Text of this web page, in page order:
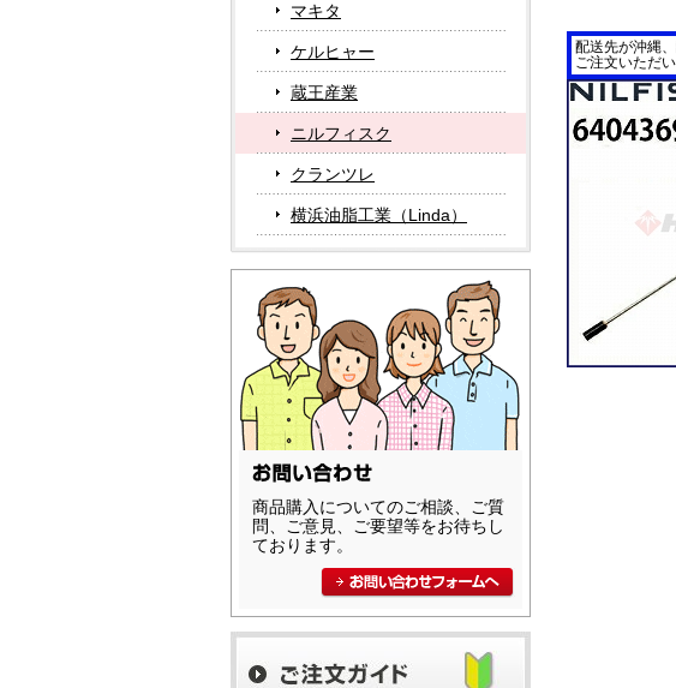
マキタ
ケルヒャー
蔵王産業
ニルフィスク
クランツレ
横浜油脂工業（Linda）
商品購入についてのご相談、ご質
問、ご意見、ご要望等をお待ちし
ております。
配送先が沖縄
ご注文いただ